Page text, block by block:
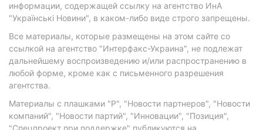
информации, содержащей ссылку на агентство ИнА
"Українські Новини", в каком-либо виде строго запрещены.
Все материалы, которые размещены на этом сайте со
ссылкой на агентство "Интерфакс-Украина", не подлежат
дальнейшему воспроизведению и/или распространению в
любой форме, кроме как с письменного разрешения
агентства.
Материалы с плашками "Р", "Новости партнеров", "Новости
компаний", "Новости партий", "Инновации", "Позиция",
"Спецпроект при поддержке" публикуются на